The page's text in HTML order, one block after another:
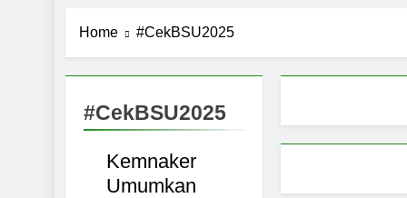
Pemprov
9 Months Ago
Home #CekBSU2025
#CekBSU2025
SULAWESI
Kemnaker
Umumkan